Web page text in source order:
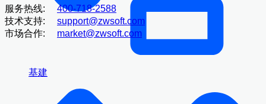
基建
服务热线:
400-718-2588
技术支持:
support@zwsoft.com
市场合作:
market@zwsoft.com